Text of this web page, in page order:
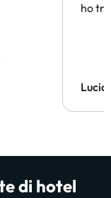
ho
Lucia
di hotel